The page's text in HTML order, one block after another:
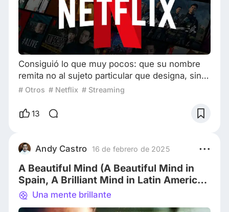
Consiguió lo que muy pocos: que su nombre
remita no al sujeto particular que designa, sino
a algo mucho más amplio. Decir Netflix es
servicio del que se convirtió en sinónimo a
peces gordos a un negocio que hoy mueve
# Otros # Netflix # Streaming
13
Andy Castro 16 de febrero de 2025
A Beautiful Mind (A Beautiful Mind in
Spain, A Brilliant Mind in Latin America)
is a drama film
Una mente brillante